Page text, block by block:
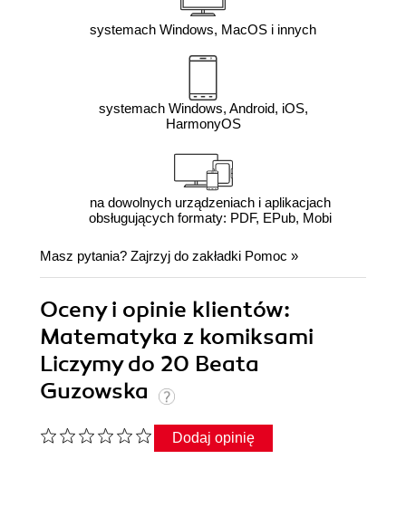
systemach Windows, MacOS i innych
systemach Windows, Android, iOS,
HarmonyOS
na dowolnych urządzeniach i aplikacjach
obsługujących formaty: PDF, EPub, Mobi
Masz pytania? Zajrzyj do zakładki Pomoc »
Oceny i opinie klientów:
Matematyka z komiksami
Liczymy do 20 Beata
Guzowska
Dodaj opinię